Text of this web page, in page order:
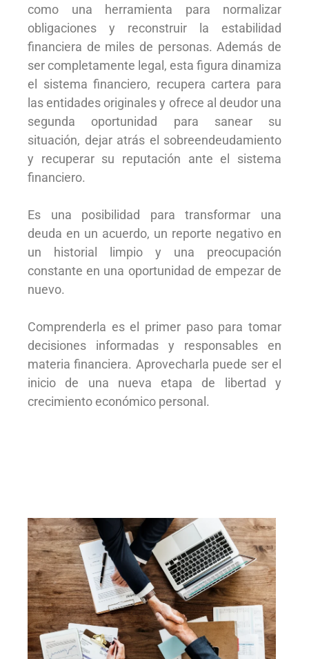
como una herramienta para normalizar
obligaciones y reconstruir la estabilidad
financiera de miles de personas. Además de
ser completamente legal, esta figura dinamiza
el sistema financiero, recupera cartera para
las entidades originales y ofrece al deudor una
segunda oportunidad para sanear su
situación, dejar atrás el sobreendeudamiento
y recuperar su reputación ante el sistema
financiero.
Es una posibilidad para transformar una
deuda en un acuerdo, un reporte negativo en
un historial limpio y una preocupación
constante en una oportunidad de empezar de
nuevo.
Comprenderla es el primer paso para tomar
decisiones informadas y responsables en
materia financiera. Aprovecharla puede ser el
inicio de una nueva etapa de libertad y
crecimiento económico personal.